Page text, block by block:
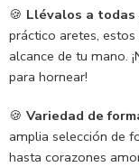
🍪 Llévalos a
práctico aretes,
alcance de tu mano.
para hornear!
🍪 Variedad de
amplia selección de
hasta corazones